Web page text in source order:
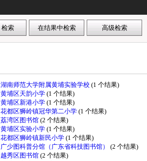
湖南师范大学附属黄埔实验学校(1 个结果)
黄埔区天韵小学(1 个结果)
黄埔区新港小学(1 个结果)
花都区狮岭镇冠华第二小学(1 个结果)
荔湾区图书馆(2 个结果)
黄埔区实验小学(1 个结果)
花都区狮岭镇新民小学(1 个结果)
广少图科普分馆（广东省科技图书馆）(2 个结果)
越秀区图书馆(2 个结果)